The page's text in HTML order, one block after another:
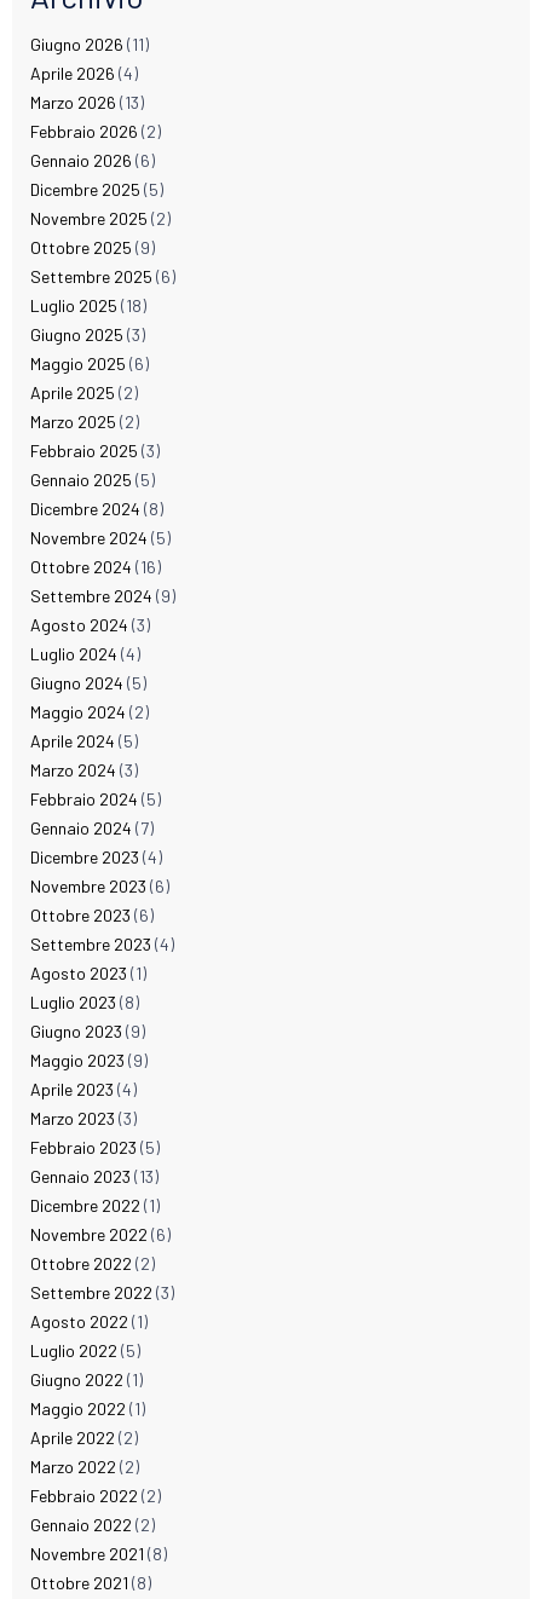
Giugno 2026 (11)
Aprile 2026 (4)
Marzo 2026 (13)
Febbraio 2026 (2)
Gennaio 2026 (6)
Dicembre 2025 (5)
Novembre 2025 (2)
Ottobre 2025 (9)
Settembre 2025 (6)
Luglio 2025 (18)
Giugno 2025 (3)
Maggio 2025 (6)
Aprile 2025 (2)
Marzo 2025 (2)
Febbraio 2025 (3)
Gennaio 2025 (5)
Dicembre 2024 (8)
Novembre 2024 (5)
Ottobre 2024 (16)
Settembre 2024 (9)
Agosto 2024 (3)
Luglio 2024 (4)
Giugno 2024 (5)
Maggio 2024 (2)
Aprile 2024 (5)
Marzo 2024 (3)
Febbraio 2024 (5)
Gennaio 2024 (7)
Dicembre 2023 (4)
Novembre 2023 (6)
Ottobre 2023 (6)
Settembre 2023 (4)
Agosto 2023 (1)
Luglio 2023 (8)
Giugno 2023 (9)
Maggio 2023 (9)
Aprile 2023 (4)
Marzo 2023 (3)
Febbraio 2023 (5)
Gennaio 2023 (13)
Dicembre 2022 (1)
Novembre 2022 (6)
Ottobre 2022 (2)
Settembre 2022 (3)
Agosto 2022 (1)
Luglio 2022 (5)
Giugno 2022 (1)
Maggio 2022 (1)
Aprile 2022 (2)
Marzo 2022 (2)
Febbraio 2022 (2)
Gennaio 2022 (2)
Novembre 2021 (8)
Ottobre 2021 (8)